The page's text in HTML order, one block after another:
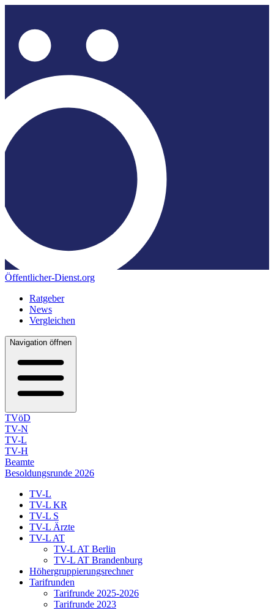
Öffentlicher-Dienst.org
Ratgeber
News
Vergleichen
Navigation öffnen
TVöD
TV-N
TV-L
TV-H
Beamte
Besoldungsrunde 2026
TV-L
TV-L KR
TV-L S
TV-L Ärzte
TV-L AT
TV-L AT Berlin
TV-L AT Brandenburg
Höhergruppierungsrechner
Tarifrunden
Tarifrunde 2025-2026
Tarifrunde 2023